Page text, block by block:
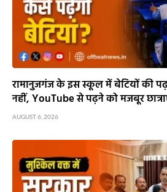
रामानुजगंज के इस स्कूल में बेटियों की
नहीं, YouTube से पढ़ने को मजबूर
AUGUST 6, 2026